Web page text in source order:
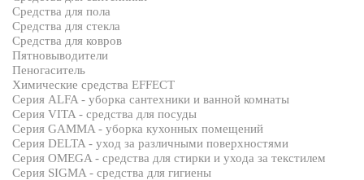
Средства для пола
Средства для стекла
Средства для ковров
Пятновыводители
Пеногаситель
Химические средства EFFECT
Серия ALFA - уборка сантехники и ванной комнаты
Серия VITA - средства для посуды
Серия GAMMA - уборка кухонных помещений
Серия DELTA - уход за различными поверхностями
Серия OMEGA - средства для стирки и ухода за текстилем
Серия SIGMA - средства для гигиены